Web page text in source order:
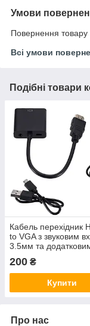
Умови
Повернення товару
Всі умови
Подібні товари
Кабель перехідник
to VGA з звуковим
3.5мм та
200 ₴
Купити
Про нас